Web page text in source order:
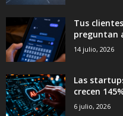
Tus
preguntan
14 julio, 2026
Las
crecen
6 julio, 2026